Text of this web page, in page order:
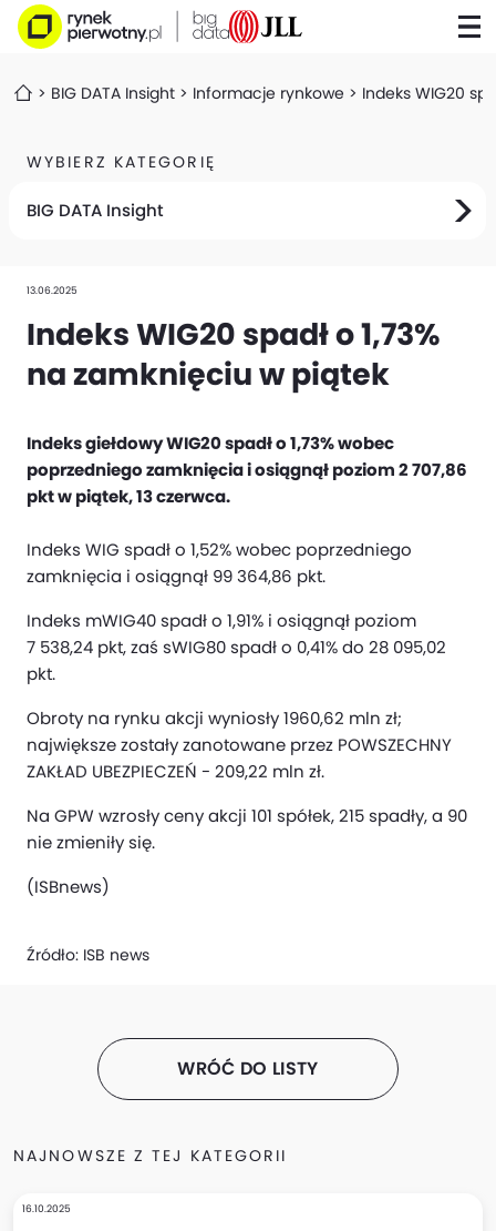
BIG DATA Insight Informacje rynkowe Indeks WIG20
WYBIERZ KATEGORIĘ
BIG DATA Insight
13.06.2025
Indeks WIG20 spadł o 1,73%
na zamknięciu w piątek
Indeks giełdowy WIG20 spadł o 1,73% wobec
poprzedniego zamknięcia i osiągnął poziom 2 707,86
pkt w piątek, 13 czerwca.
Indeks WIG spadł o 1,52% wobec poprzedniego
zamknięcia i osiągnął 99 364,86 pkt.
Indeks mWIG40 spadł o 1,91% i osiągnął poziom
7 538,24 pkt, zaś sWIG80 spadł o 0,41% do 28 095,02
pkt.
Obroty na rynku akcji wyniosły 1960,62 mln zł;
największe zostały zanotowane przez POWSZECHNY
ZAKŁAD UBEZPIECZEŃ - 209,22 mln zł.
Na GPW wzrosły ceny akcji 101 spółek, 215 spadły, a 90
nie zmieniły się.
(ISBnews)
Źródło: ISB news
WRÓĆ DO LISTY
NAJNOWSZE Z TEJ KATEGORII
16.10.2025